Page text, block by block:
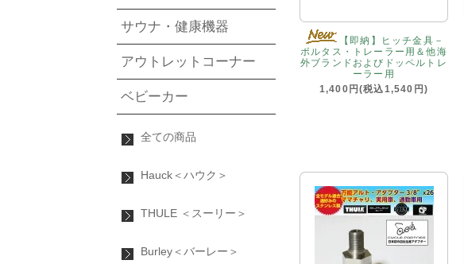
【即納】ヒッチ金具－
ポルタス・トレーラー用＆他海
外ブランドおよびドッペルトレ
ーラー用
1,400円(税込1,540円)
サウナ・健康機器
アウトレットコーナー
ベビーカー
全ての商品
Hauck＜ハウク＞
THULE ＜スーリー＞
Burley＜バーレー＞